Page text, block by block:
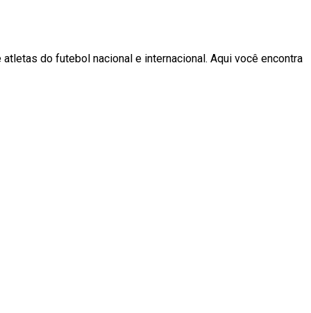
do futebol nacional e internacional. Aqui você encontra